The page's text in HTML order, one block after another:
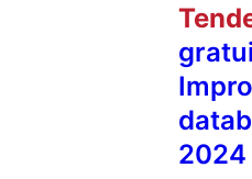
2024